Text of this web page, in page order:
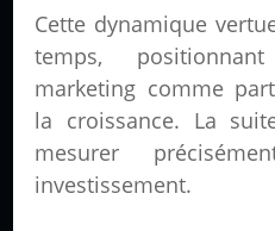
Cette dynamique
temps,
marketing comme
la croissance. La
mesurer
investissement.